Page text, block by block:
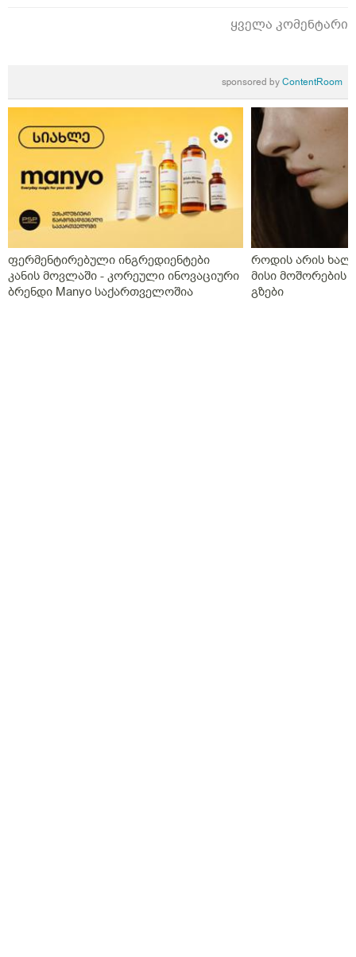
ყველა კომენტარი
sponsored byContentRoom
ფერმენტირებული ინგრედიენტები
კანის მოვლაში - კორეული ინოვაციური
ბრენდი Manyo საქართველოშია
როდის არის
მისი მოშორების
გზები